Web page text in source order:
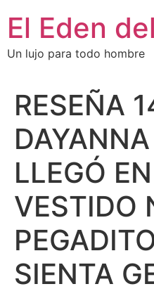
El Eden
Un lujo para todo hombre
RESEÑA
LLEGÓ
VESTIDO
SIENTA